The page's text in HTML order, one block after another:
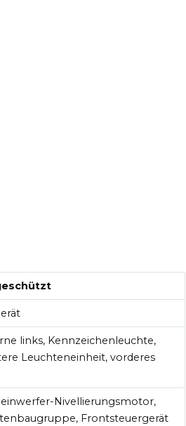
links, Kennzeichenleuchte,
Leuchteneinheit, vorderes
Nivellierungsmotor,
Frontsteuergerät